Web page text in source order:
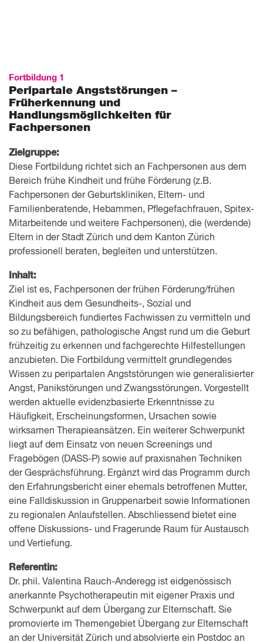
Fortbildung 1
Peripartale Angststörungen –
Früherkennung und
Handlungsmöglichkeiten für
Fachpersonen
Zielgruppe:
Diese Fortbildung richtet sich an Fachpersonen aus dem
Bereich frühe Kindheit und frühe Förderung (z.B.
Fachpersonen der Geburtskliniken, Eltern- und
Familienberatende, Hebammen, Pflegefachfrauen, Spitex-
Mitarbeitende und weitere Fachpersonen), die (werdende)
Eltern in der Stadt Zürich und dem Kanton Zürich
professionell beraten, begleiten und unterstützen.
Inhalt:
Ziel ist es, Fachpersonen der frühen Förderung/frühen
Kindheit aus dem Gesundheits-, Sozial und
Bildungsbereich fundiertes Fachwissen zu vermitteln und
so zu befähigen, pathologische Angst rund um die Geburt
frühzeitig zu erkennen und fachgerechte Hilfestellungen
anzubieten. Die Fortbildung vermittelt grundlegendes
Wissen zu peripartalen Angststörungen wie generalisierter
Angst, Panikstörungen und Zwangsstörungen. Vorgestellt
werden aktuelle evidenzbasierte Erkenntnisse zu
Häufigkeit, Erscheinungsformen, Ursachen sowie
wirksamen Therapieansätzen. Ein weiterer Schwerpunkt
liegt auf dem Einsatz von neuen Screenings und
Fragebögen (DASS-P) sowie auf praxisnahen Techniken
der Gesprächsführung. Ergänzt wird das Programm durch
den Erfahrungsbericht einer ehemals betroffenen Mutter,
eine Falldiskussion in Gruppenarbeit sowie Informationen
zu regionalen Anlaufstellen. Abschliessend bietet eine
offene Diskussions- und Fragerunde Raum für Austausch
und Vertiefung.
Referentin:
Dr. phil. Valentina Rauch-Anderegg ist eidgenössisch
anerkannte Psychotherapeutin mit eigener Praxis und
Schwerpunkt auf dem Übergang zur Elternschaft. Sie
promovierte im Themengebiet Übergang zur Elternschaft
an der Universität Zürich und absolvierte ein Postdoc an